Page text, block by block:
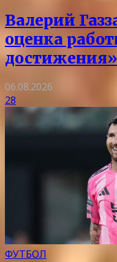
Валерий
оценка
достижения»
06.08.2026
28
ФУТБОЛ